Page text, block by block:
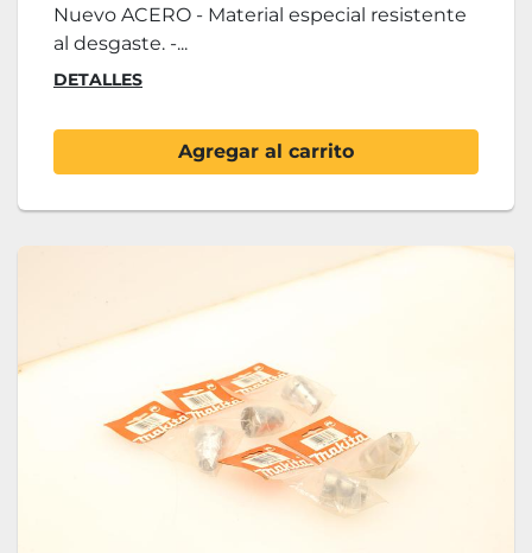
Nuevo ACERO - Material especial resistente
al desgaste. -...
DETALLES
Agregar al carrito